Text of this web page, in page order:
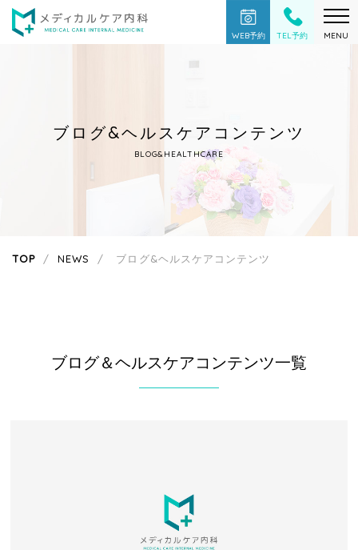
WEB予約 TEL予約 MENU
ブログ&ヘルスケアコンテンツ
BLOG&HEALTHCARE
TOP NEWS ブログ&ヘルスケアコンテンツ
ブログ＆ヘルスケアコンテンツ一覧